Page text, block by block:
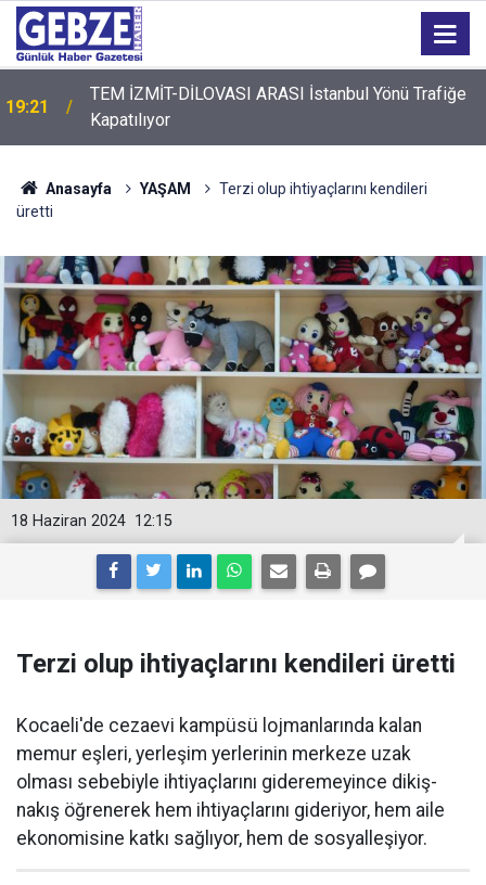
19:21
TEM İZMİT-DİLOVASI ARASI İstanbul Yönü Trafiğe
Kapatılıyor
19:20
GTO'dan Üyelerine Ticari Fırsat
Anasayfa YAŞAM
Terzi olup ihtiyaçlarını kendileri
üretti
12:15
18 Haziran 2024
Terzi olup ihtiyaçlarını kendileri üretti
Kocaeli'de cezaevi kampüsü lojmanlarında kalan
memur eşleri, yerleşim yerlerinin merkeze uzak
olması sebebiyle ihtiyaçlarını gideremeyince dikiş-
nakış öğrenerek hem ihtiyaçlarını gideriyor, hem aile
ekonomisine katkı sağlıyor, hem de sosyalleşiyor.